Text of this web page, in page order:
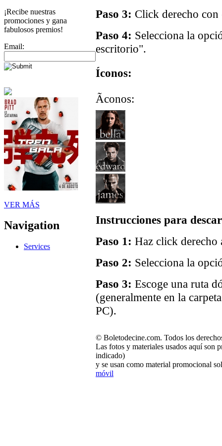
¡Recibe nuestras
promociones y gana
fabulosos premios!
Email:
VER MÁS
Navigation
Services
Paso 3: Click derecho con
Paso 4: Selecciona la
escritorio".
Íconos:
Ãconos:
Instrucciones para
Paso 1: Haz click derecho
Paso 2: Selecciona la
Paso 3: Escoge una ruta
(generalmente en la
PC).
© Boletodecine.com. Todos los
Las fotos y materiales usados aquí son
indicado)
y se usan como material promocional
móvil